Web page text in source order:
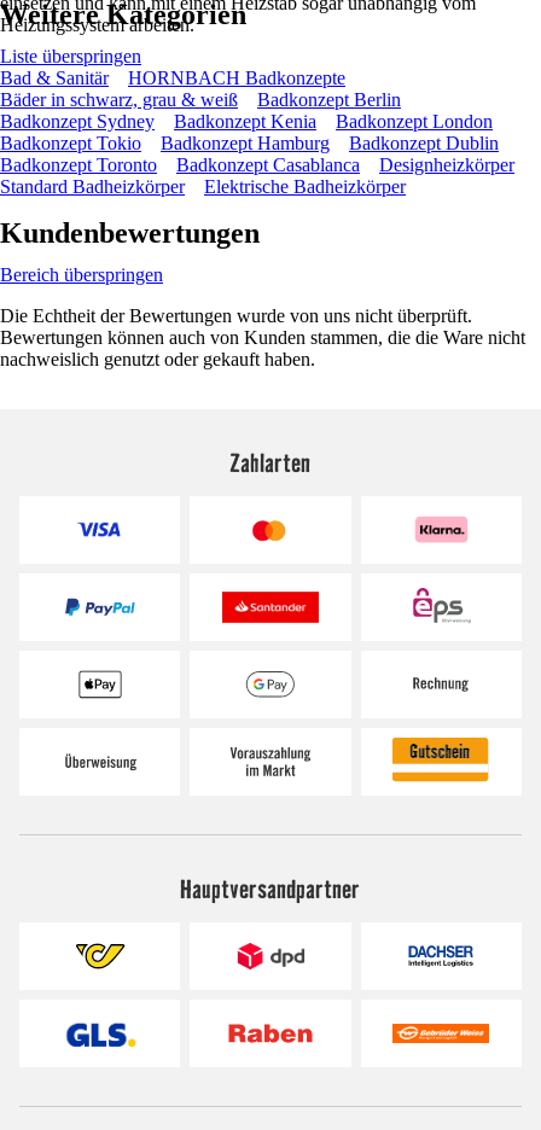
Heizungssystem arbeiten.
Weitere Kategorien
Liste überspringen
Bad & Sanitär
HORNBACH Badkonzepte
Bäder in schwarz, grau & weiß
Badkonzept Berlin
Badkonzept Sydney
Badkonzept Kenia
Badkonzept London
Badkonzept Tokio
Badkonzept Hamburg
Badkonzept Dublin
Badkonzept Toronto
Badkonzept Casablanca
Designheizkörper
Standard Badheizkörper
Elektrische Badheizkörper
Kundenbewertungen
Bereich überspringen
Die Echtheit der Bewertungen wurde von uns nicht überprüft.
Bewertungen können auch von Kunden stammen, die die Ware nicht
nachweislich genutzt oder gekauft haben.
Zahlarten
Hauptversandpartner